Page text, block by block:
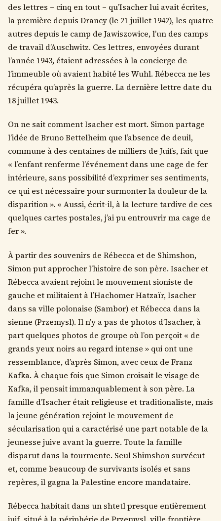
des lettres – cinq en tout – qu’Isacher lui avait écrites,
la première depuis Drancy (le 21 juillet 1942), les quatre
autres depuis le camp de Jawiszowice, l’un des camps
de travail d’Auschwitz. Ces lettres, envoyées durant
l’année 1943, étaient adressées à la concierge de
l’immeuble où avaient habité les Wuhl. Rébecca ne les
récupéra qu’après la guerre. La dernière lettre date du
18 juillet 1943.
On ne sait comment Isacher est mort. Simon partage
l’idée de Bruno Bettelheim que l’absence de deuil,
commune à des centaines de milliers de Juifs, fait que
« l’enfant renferme l’événement dans une cage de fer
intérieure, sans possibilité d’exprimer ses sentiments,
ce qui est nécessaire pour surmonter la douleur de la
disparition ». « Aussi, écrit-il, à la lecture tardive de ces
quelques cartes postales, j’ai pu entrouvrir ma cage de
fer ».
À partir des souvenirs de Rébecca et de Shimshon,
Simon put approcher l’histoire de son père. Isacher et
Rébecca avaient rejoint le mouvement sioniste de
gauche et militaient à l’Hachomer Hatzaïr, Isacher
dans sa ville polonaise (Sambor) et Rébecca dans la
sienne (Przemysl). Il n’y a pas de photos d’Isacher, à
part quelques photos de groupe où l’on perçoit « de
grands yeux noirs au regard intense » qui ont une
ressemblance, d’après Simon, avec ceux de Franz
Kafka. À chaque fois que Simon croisait le visage de
Kafka, il pensait immanquablement à son père. La
famille d’Isacher était religieuse et traditionaliste, mais
la jeune génération rejoint le mouvement de
sécularisation qui a caractérisé une part notable de la
jeunesse juive avant la guerre. Toute la famille
disparut dans la tourmente. Seul Shimshon survécut
et, comme beaucoup de survivants isolés et sans
repères, il gagna la Palestine encore mandataire.
Rébecca habitait dans un shtetl presque entièrement